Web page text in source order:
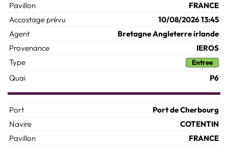
FRANCE
10/08/2026 13:45
Bretagne Angleterre irlande
IEROS
Entree
P6
Port de Cherbourg
COTENTIN
FRANCE